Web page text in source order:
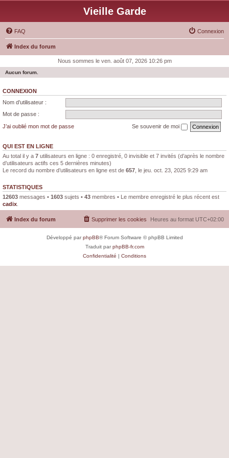
Vieille Garde
FAQ Connexion
Index du forum
Nous sommes le ven. août 07, 2026 10:26 pm
Aucun forum.
CONNEXION
Nom d’utilisateur :
Mot de passe :
J’ai oublié mon mot de passe
Se souvenir de moi
QUI EST EN LIGNE
Au total il y a 7 utilisateurs en ligne : 0 enregistré, 0 invisible et 7 invités (d’après le nombre
d’utilisateurs actifs ces 5 dernières minutes)
Le record du nombre d’utilisateurs en ligne est de 657 , le jeu. oct. 23, 2025 9:29 am
STATISTIQUES
12603 messages • 1603 sujets • 43 membres • Le membre enregistré le plus récent est
cadix
Index du forum Heures au format UTC+02:00
Supprimer les cookies
Développé parphpBB® Forum Software © phpBB Limited
Traduit parphpBB-fr.com
Confidentialité | Conditions